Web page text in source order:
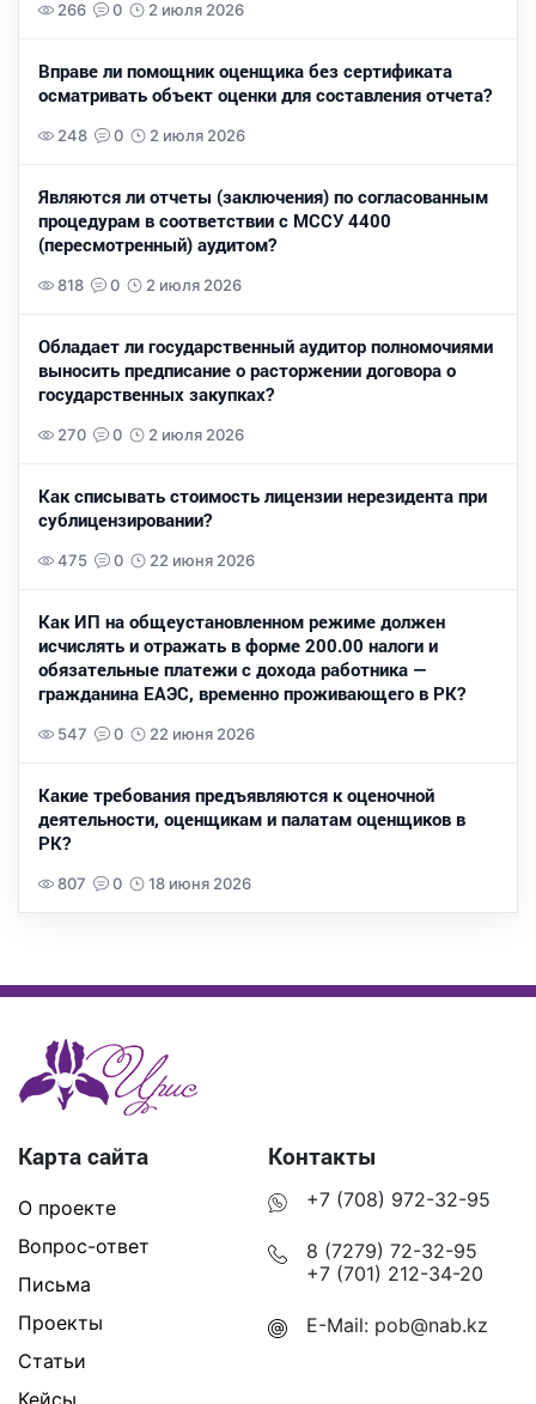
266 0 2 июля 2026
Вправе ли помощник оценщика без сертификата
осматривать объект оценки для составления отчета?
248 0 2 июля 2026
Являются ли отчеты (заключения) по согласованным
процедурам в соответствии с МССУ 4400
(пересмотренный) аудитом?
818 0 2 июля 2026
Обладает ли государственный аудитор полномочиями
выносить предписание о расторжении договора о
государственных закупках?
270 0 2 июля 2026
Как списывать стоимость лицензии нерезидента при
сублицензировании?
475 0 22 июня 2026
Как ИП на общеустановленном режиме должен
исчислять и отражать в форме 200.00 налоги и
обязательные платежи с дохода работника —
гражданина ЕАЭС, временно проживающего в РК?
547 0 22 июня 2026
Какие требования предъявляются к оценочной
деятельности, оценщикам и палатам оценщиков в
РК?
807 0 18 июня 2026
Карта сайта
О проекте
Вопрос-ответ
Письма
Проекты
Статьи
Контакты
+7 (708) 972-32-95
8 (7279) 72-32-95
+7 (701) 212-34-20
E-Mail: pob@nab.kz